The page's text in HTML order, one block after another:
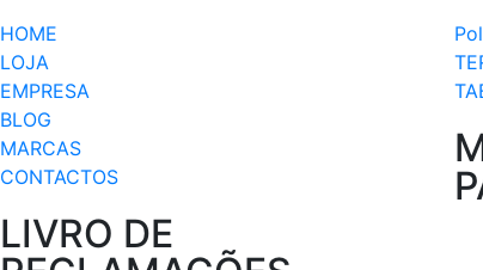
HOME
LOJA
EMPRESA
BLOG
MARCAS
CONTACTOS
LIVRO DE